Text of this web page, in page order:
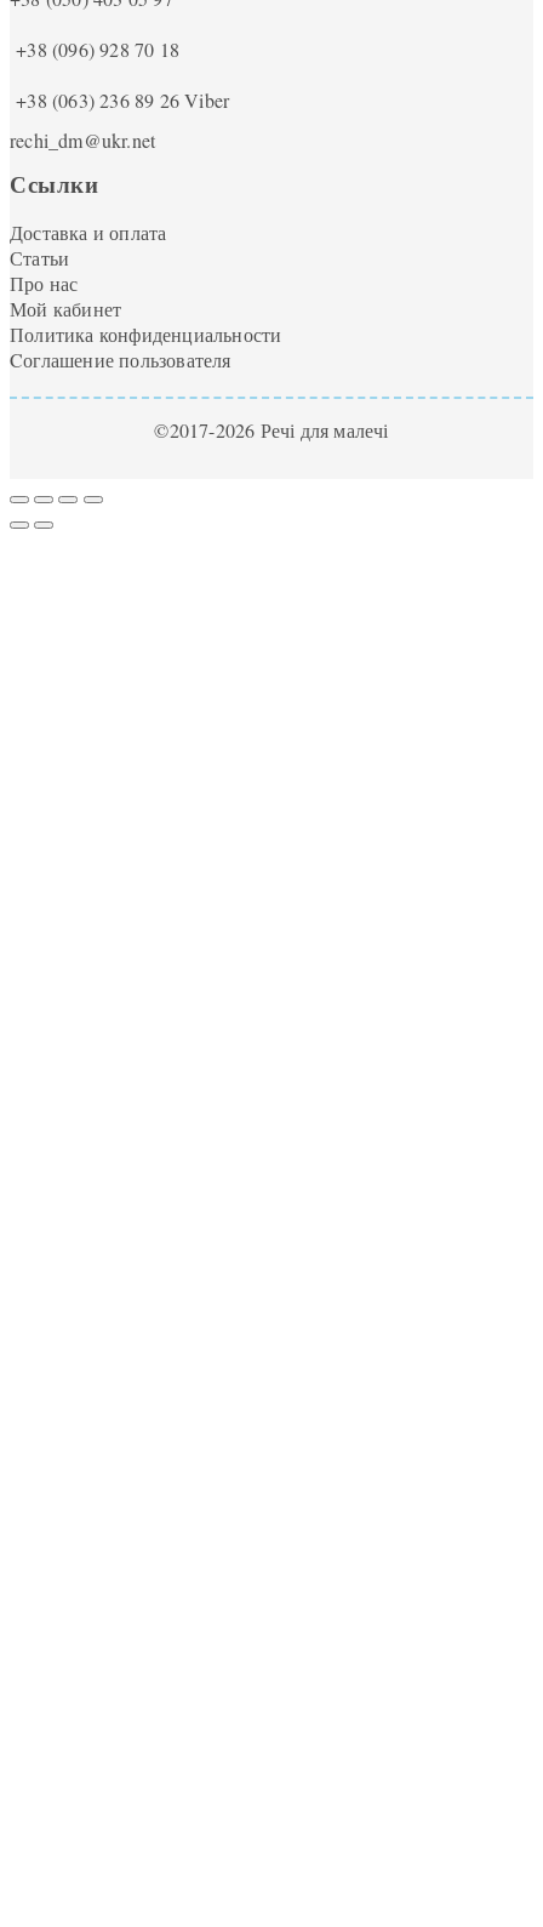
+38 (096) 928 70 18
+38 (063) 236 89 26Viber
rechi_dm@ukr.net
Ссылки
Доставка и оплата
Статьи
Про нас
Мой кабинет
Политика конфиденциальности
Cоглашение пользователя
©2017-2026 Речі для малечі